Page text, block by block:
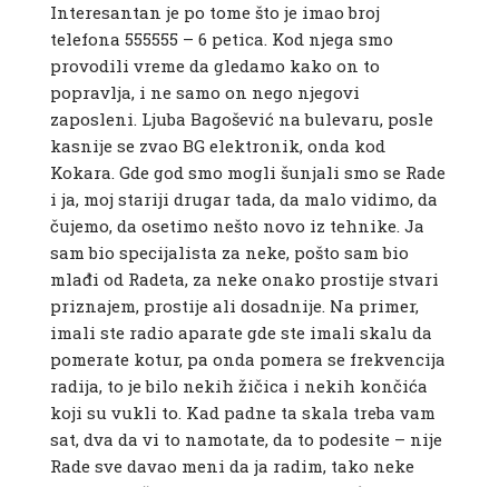
Interesantan je po tome što je imao broj
telefona 555555 – 6 petica. Kod njega smo
provodili vreme da gledamo kako on to
popravlja, i ne samo on nego njegovi
zaposleni. Ljuba Bagošević na bulevaru, posle
kasnije se zvao BG elektronik, onda kod
Kokara. Gde god smo mogli šunjali smo se Rade
i ja, moj stariji drugar tada, da malo vidimo, da
čujemo, da osetimo nešto novo iz tehnike. Ja
sam bio specijalista za neke, pošto sam bio
mlađi od Radeta, za neke onako prostije stvari
priznajem, prostije ali dosadnije. Na primer,
imali ste radio aparate gde ste imali skalu da
pomerate kotur, pa onda pomera se frekvencija
radija, to je bilo nekih žičica i nekih končića
koji su vukli to. Kad padne ta skala treba vam
sat, dva da vi to namotate, da to podesite – nije
Rade sve davao meni da ja radim, tako neke